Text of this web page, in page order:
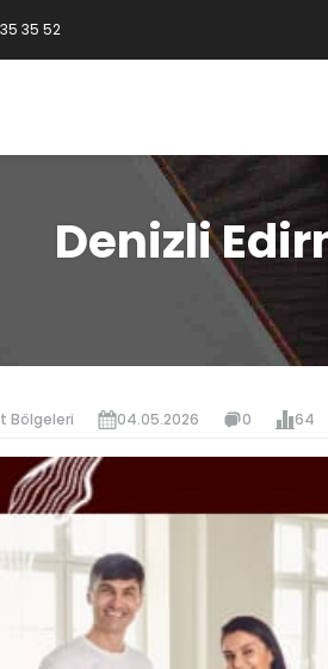
35 52
Denizli
Bölgeleri 04.05.2026 0 64